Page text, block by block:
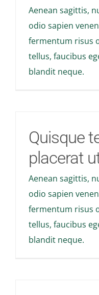
Aenean sagittis,
odio sapien
fermentum risus
tellus, faucibus
blandit neque.
Quisque
placerat
Aenean sagittis,
odio sapien
fermentum risus
tellus, faucibus
blandit neque.